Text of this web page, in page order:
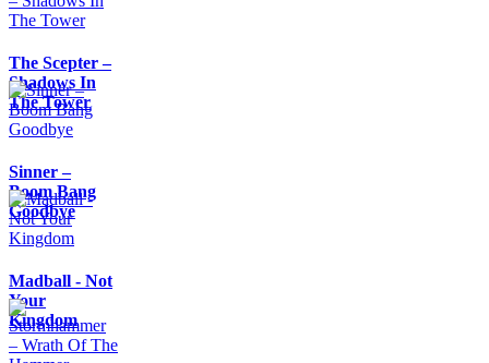
The Scepter –
Shadows In
The Tower
Sinner –
Boom Bang
Goodbye
Madball - Not
Your
Kingdom